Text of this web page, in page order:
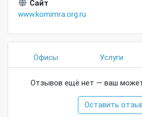
Сайт
www.komimra.org.ru
Офисы Услуги
Отзывов ещё нет — ваш
Оставить